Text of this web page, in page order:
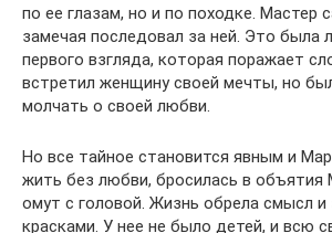
по ее глазам, но и по походке. Мастер
замечая последовал за ней. Это была
первого взгляда, которая поражает
встретил женщину своей мечты, но
молчать о своей любви.
Но все тайное становится явным и
жить без любви, бросилась в объятия
омут с головой. Жизнь обрела смысл и
красками. У нее не было детей, и всю